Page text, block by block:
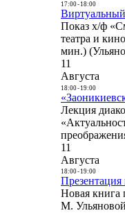
17:00- 18:00
Показ х/ф
театра и
мин.)
11
Августа
18:00- 19:00
Лекция
11
Августа
18:00- 19:00
Новая книга
М.